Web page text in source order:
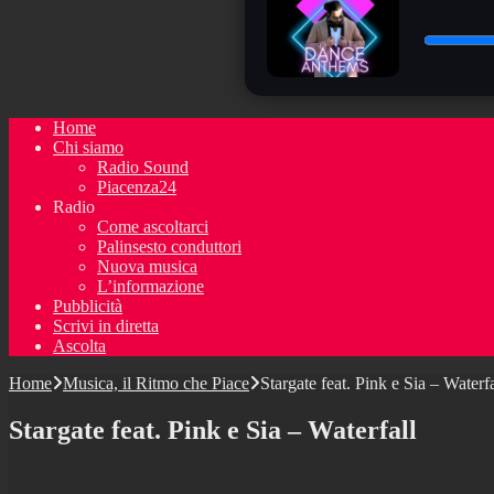
Home
Chi siamo
Radio Sound
Piacenza24
Radio
Come ascoltarci
Palinsesto conduttori
Nuova musica
L’informazione
Pubblicità
Scrivi in diretta
Ascolta
Home Musica, il Ritmo che Piace Stargate feat. Pink e Sia –
Stargate feat. Pink e Sia – Waterfall